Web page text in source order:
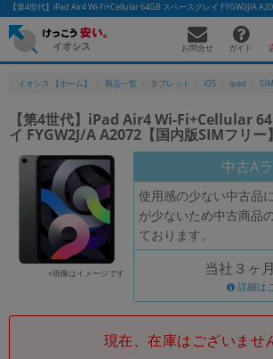
【第4世代】iPad Air4 Wi-Fi+Cellular 64GB スペースグレイ FYGW2J/A
お問合せ ガイド
イオシス 【ホーム】 商品一覧 タブレット iOS ipad
【第4世代】iPad Air4 Wi-Fi+Cellular
イ FYGW2J/A A2072【国内版SIMフリー】
※画像はイメージです
中古A
使用感の少ない中古品
が少ないため中古商品
ております。
当社３ヶ
詳細は
現在、在庫はございませ
かんたんパソコン検索に切り替える
フリーワード
除外ワード
人気の検索ワード： Let's note
「スマートフォン」「タブレット」など